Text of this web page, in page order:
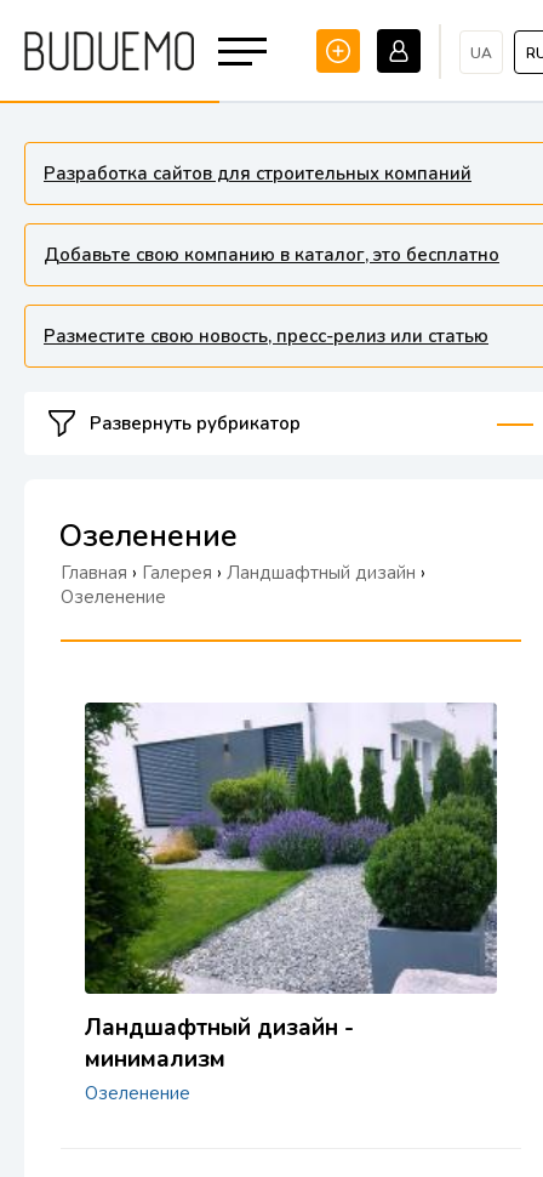
UA
Разработка сайтов для строительных компаний
Добавьте свою компанию в каталог, это бесплатно
Разместите свою новость, пресс-релиз или статью
Развернуть рубрикатор
Озеленение
Главная › Галерея › Ландшафтный дизайн ›
Озеленение
Ландшафтный дизайн -
минимализм
Озеленение